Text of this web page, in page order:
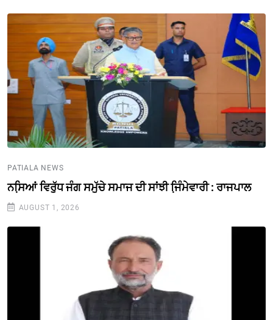
PATIALA NEWS
ਨਸਿ਼ਆਂ ਵਿਰੁੱਧ ਜੰਗ ਸਮੁੱਚੇ ਸਮਾਜ ਦੀ ਸਾਂਝੀ ਜਿ਼ੰਮੇਵਾਰੀ : ਰਾਜਪਾਲ
AUGUST 1, 2026